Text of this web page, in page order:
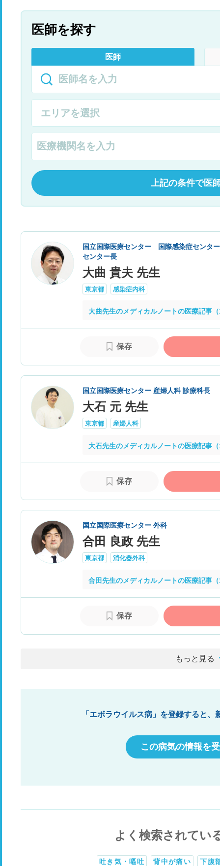
医師を探す
医師
上記の条件で医
国立国際医療センター 国際感染症センタ
センター長
大曲 貴夫 先生
東京都 感染症内科
大曲先生のメディカルノートの医療記事
保存
国立国際医療センター 産婦人科 診療科長
大石 元 先生
東京都 産婦人科
大石先生のメディカルノートの医療記事
保存
国立国際医療センター 外科
合田 良政 先生
東京都 消化器外科
合田先生のメディカルノートの医療記事
保存
もっと見る
「エボラウイルス病」を登録すると
この病気の情報を
よく検索されてい
吐き気・嘔吐 背中が痛い 下腹